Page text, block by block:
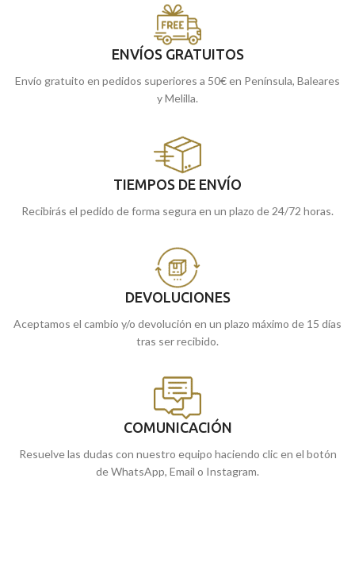
ENVÍOS GRATUITOS
Envío gratuito en pedidos superiores a 50€ en Península, Baleares
y Melilla.
TIEMPOS DE ENVÍO
Recibirás el pedido de forma segura en un plazo de 24/72 horas.
DEVOLUCIONES
Aceptamos el cambio y/o devolución en un plazo máximo de 15 días
tras ser recibido.
COMUNICACIÓN
Resuelve las dudas con nuestro equipo haciendo clic en el botón
de WhatsApp, Email o Instagram.